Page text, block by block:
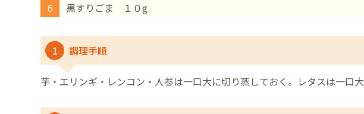
黒すりごま １０g
1 調理手順
芋・エリンギ・レンコン・人参は一口大に切り蒸しておく。レタスは一口